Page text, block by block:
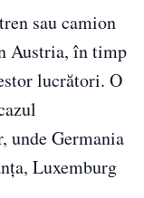
sau camion
Austria, în timp
lucrători. O
unde Germania
Luxemburg